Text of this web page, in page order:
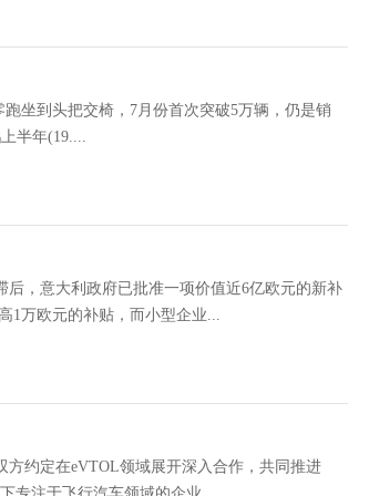
坐到头把交椅，7月份首次突破5万辆，仍是销
半年(19....
，意大利政府已批准一项价值近6亿欧元的新补
1万欧元的补贴，而小型企业...
方约定在eVTOL领域展开深入合作，共同推进